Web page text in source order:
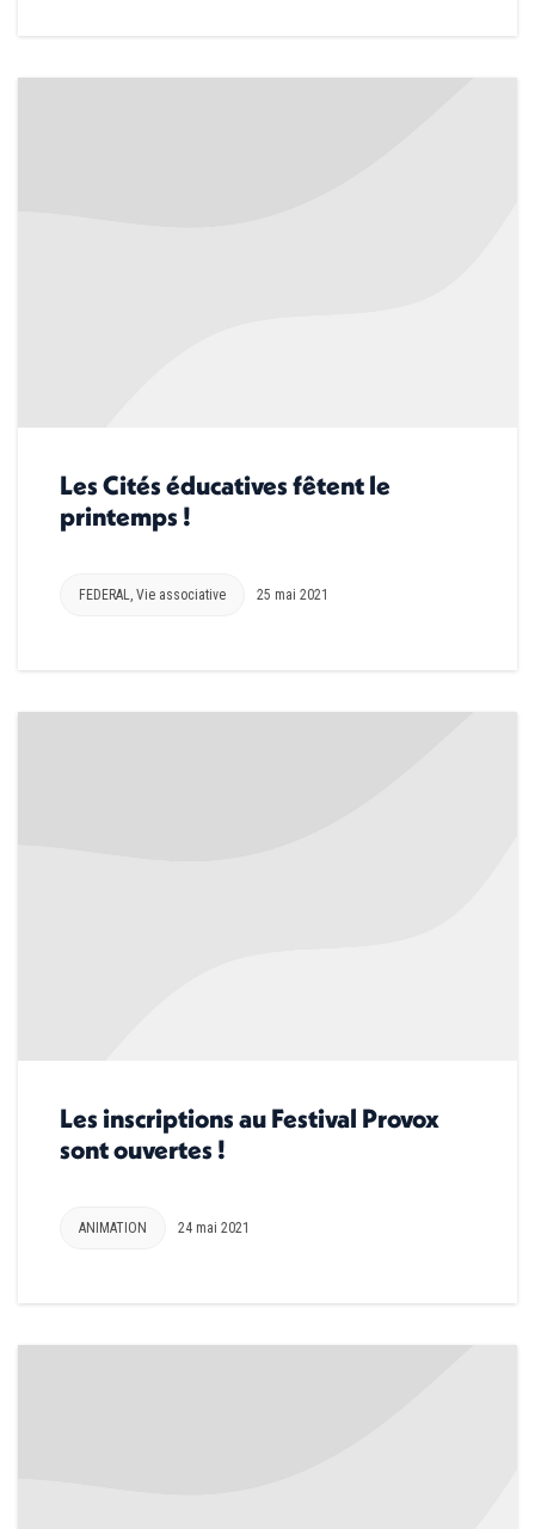
Les Cités éducatives fêtent le
printemps !
FEDERAL Vie associative 25 mai 2021
Les inscriptions au Festival Provox
sont ouvertes !
ANIMATION 24 mai 2021